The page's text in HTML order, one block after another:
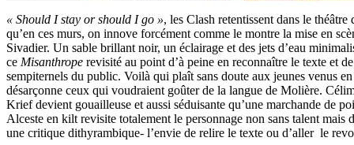
« Should I stay or should I go », les Clash retentissent dans le théâtre
qu’en ces murs, on innove forcément comme le montre la mise en
Sivadier. Un sable brillant noir, un éclairage et des jets d’eau
ce Misanthrope revisité au point d’à peine en reconnaître le texte et
sempiternels du public. Voilà qui plaît sans doute aux jeunes venus
désarçonne ceux qui voudraient goûter de la langue de Molière.
Krief devient gouailleuse et aussi séduisante qu’une marchande de
Alceste en kilt revisite totalement le personnage non sans talent mais
une critique dithyrambique- l’envie de relire le texte ou d’aller le